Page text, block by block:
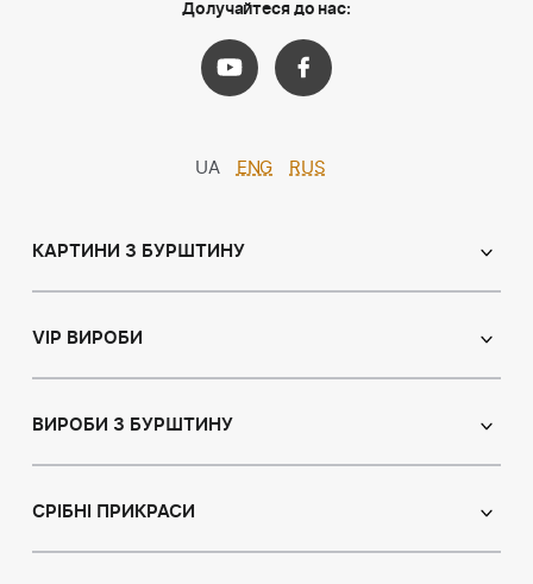
Долучайтеся до нас:
UA ENG RUS
КАРТИНИ З БУРШТИНУ
Іменні ікони
Натюрморт
Мисливська тема
VIP ВИРОБИ
Ікони з пластин
ВИРОБИ З БУРШТИНУ
Браслети
СРІБНІ ПРИКРАСИ